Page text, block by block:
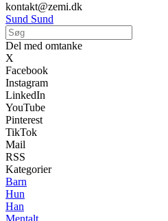
kontakt@zemi.dk
Sund Sund
Del med omtanke
X
Facebook
Instagram
LinkedIn
YouTube
Pinterest
TikTok
Mail
RSS
Kategorier
Barn
Hun
Han
Mentalt